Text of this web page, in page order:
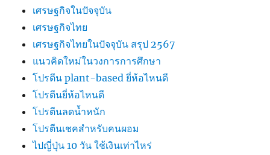
เศรษฐกิจในปัจจุบัน
เศรษฐกิจไทย
เศรษฐกิจไทยในปัจจุบัน สรุป 2567
แนวคิดใหม่ในวงการการศึกษา
โปรตีน plant-based ยี่ห้อไหนดี
โปรตีนยี่ห้อไหนดี
โปรตีนลดน้ำหนัก
โปรตีนเชคสำหรับคนผอม
ไปญี่ปุ่น 10 วัน ใช้เงินเท่าไหร่